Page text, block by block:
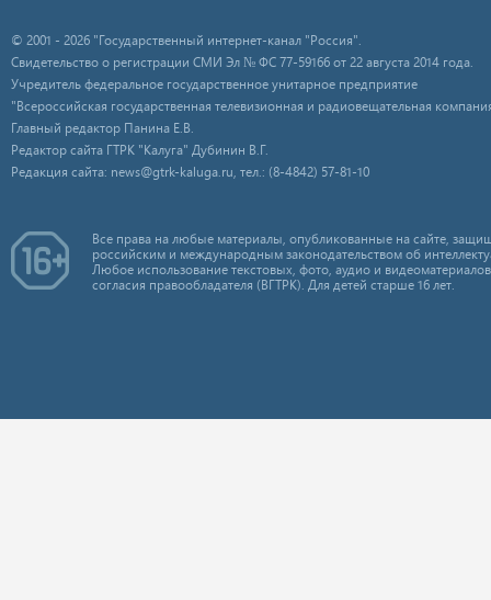
© 2001 - 2026 "Государственный интернет-канал "Россия".
Свидетельство о регистрации СМИ Эл № ФС 77-59166 от 22 августа 2014 года.
Учредитель федеральное государственное унитарное предприятие
"Всероссийская государственная телевизионная и радиовещательная
Главный редактор Панина Е.В.
Редактор сайта ГТРК "Калуга" Дубинин В.Г.
Редакция сайта: news@gtrk-kaluga.ru, тел.: (8-4842) 57-81-10
Все права на любые материалы, опубликованные на сайте,
российским и международным законодательством об
Любое использование текстовых, фото, аудио и
согласия правообладателя (ВГТРК). Для детей старше 16 лет.